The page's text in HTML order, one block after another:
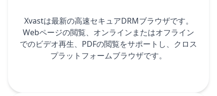
Xvastは最新の高速セキュアDRMブラウザです。
Webページの閲覧、オンラインまたはオフライン
でのビデオ再生、PDFの閲覧をサポートし、クロス
プラットフォームブラウザです。